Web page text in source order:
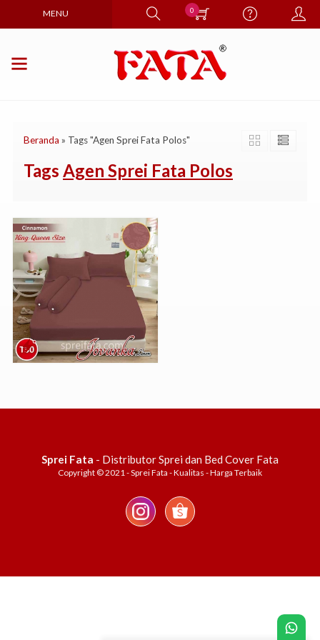
MENU 0
Beranda » Tags "Agen Sprei Fata Polos"
Tags Agen Sprei Fata Polos
Sprei Fata - Distributor Sprei dan Bed Cover Fata
Copyright © 2021 - Sprei Fata - Kualitas - Harga Terbaik